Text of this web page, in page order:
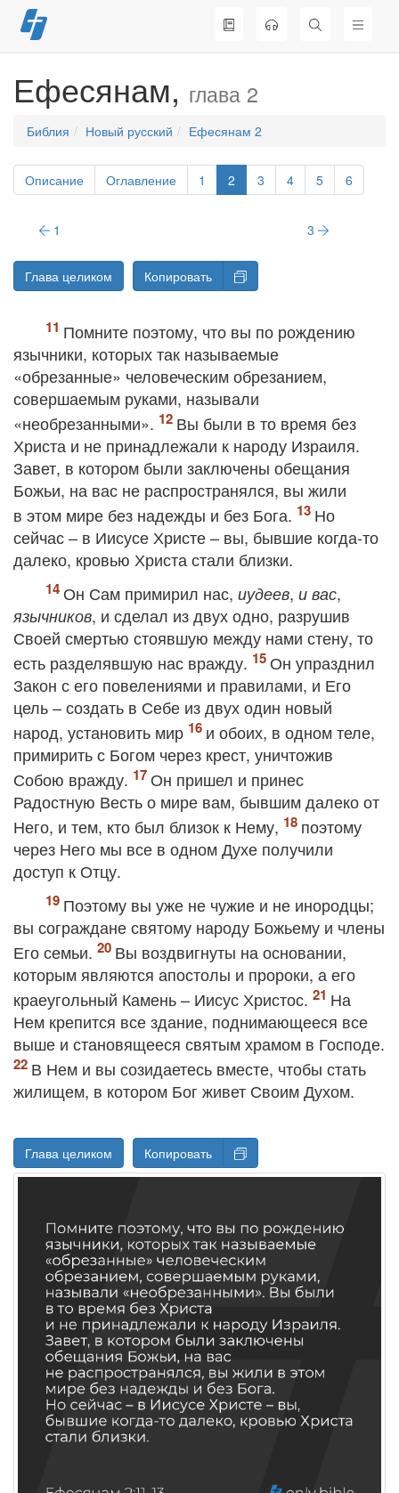
Перейти
к
Ефесянам, глава 2
Библия Новый русский Ефесянам 2
Описание Оглавление 1 2 3 4 5 6
1 3
Глава целиком Копировать
Помните поэтому, что вы по рождению
язычники, которых так называемые
«обрезанные» человеческим обрезанием,
совершаемым руками, называли
«необрезанными».
Вы были в то время без
Христа и не принадлежали к народу Израиля.
Завет, в котором были заключены обещания
Божьи, на вас не распространялся, вы жили
в этом мире без надежды и без Бога.
Но
сейчас – в Иисусе Христе – вы, бывшие когда-то
далеко, кровью Христа стали близки.
Он Сам примирил нас, иудеев, и вас,
язычников, и сделал из двух одно, разрушив
Своей смертью стоявшую между нами стену, то
есть разделявшую нас вражду.
Он упразднил
Закон с его повелениями и правилами, и Его
цель – создать в Себе из двух один новый
народ, установить мир
и обоих, в одном теле,
примирить с Богом через крест, уничтожив
Собою вражду.
Он пришел и принес
Радостную Весть о мире вам, бывшим далеко от
Него, и тем, кто был близок к Нему,
поэтому
через Него мы все в одном Духе получили
доступ к Отцу.
Поэтому вы уже не чужие и не инородцы;
вы сограждане святому народу Божьему и члены
Его семьи.
Вы воздвигнуты на основании,
которым являются апостолы и пророки, а его
краеугольный Камень – Иисус Христос.
На
Нем крепится все здание, поднимающееся все
выше и становящееся святым храмом в Господе.
В Нем и вы созидаетесь вместе, чтобы стать
жилищем, в котором Бог живет Своим Духом.
Глава целиком Копировать